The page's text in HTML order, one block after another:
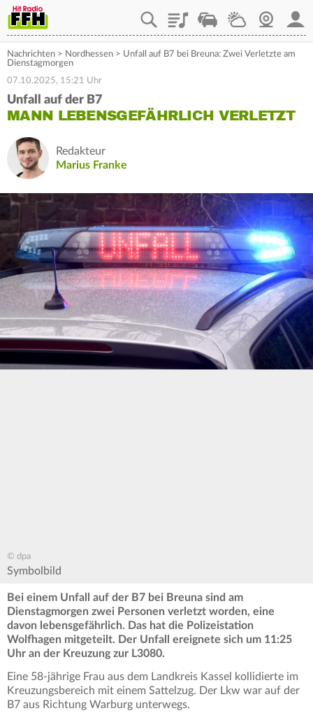
PlaylistStaupilotWetterWebcam
Nachrichten > Nordhessen > Unfall auf B7 bei Breuna: Zwei Verletzte am
Dienstagmorgen
07.10.2025, 15:21 Uhr
Unfall auf der B7
MANN LEBENSGEFÄHRLICH VERLETZT
Redakteur
Marius Franke
© dpa
Symbolbild
Bei einem Unfall auf der B7 bei Breuna sind am
Dienstagmorgen zwei Personen verletzt worden, eine
davon lebensgefährlich. Das hat die Polizeistation
Wolfhagen mitgeteilt. Der Unfall ereignete sich um 11:25
Uhr an der Kreuzung zur L3080.
Eine 58-jährige Frau aus dem Landkreis Kassel kollidierte im
Kreuzungsbereich mit einem Sattelzug. Der Lkw war auf der
B7 aus Richtung Warburg unterwegs.